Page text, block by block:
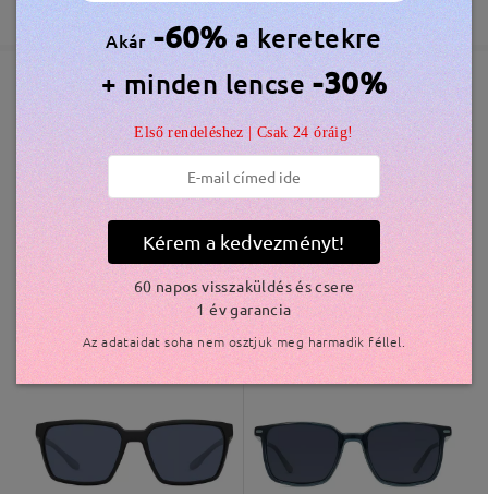
véleményt
Írjon egy véleményt
5-7 munkanap
részletek
Elküldve
szállítási idő
5-7 munkanap
részletek
Kiszállítva
Hasonló keretek
TR33009 7.800 Ft AC27916 6.800 Ft
Akár -60% a keretekre
+ minden lencse -30%
Első rendeléshez | Csak 24 óráig!
Kérem a kedvezményt!
60 napos visszaküldés és csere
1 év garancia
Az adataidat soha nem osztjuk meg harmadik féllel.